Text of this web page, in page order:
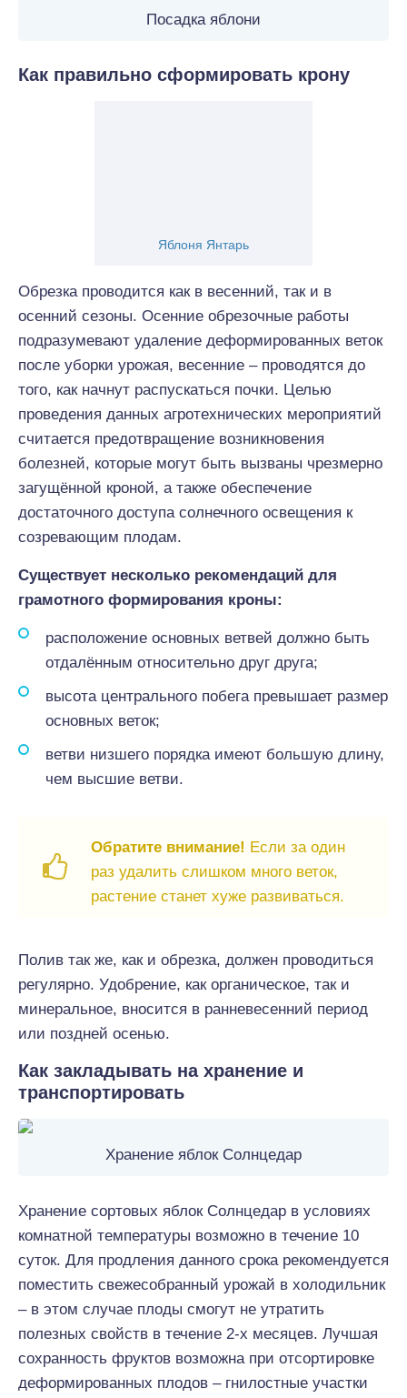
Посадка яблони
Как правильно сформировать крону
Яблоня Янтарь
Обрезка проводится как в весенний, так и в
осенний сезоны. Осенние обрезочные работы
подразумевают удаление деформированных веток
после уборки урожая, весенние – проводятся до
того, как начнут распускаться почки. Целью
проведения данных агротехнических мероприятий
считается предотвращение возникновения
болезней, которые могут быть вызваны чрезмерно
загущённой кроной, а также обеспечение
достаточного доступа солнечного освещения к
созревающим плодам.
Существует несколько рекомендаций для
грамотного формирования кроны:
расположение основных ветвей должно быть
отдалённым относительно друг друга;
высота центрального побега превышает размер
основных веток;
ветви низшего порядка имеют большую длину,
чем высшие ветви.
Обратите внимание! Если за один
раз удалить слишком много веток,
растение станет хуже развиваться.
Полив так же, как и обрезка, должен проводиться
регулярно. Удобрение, как органическое, так и
минеральное, вносится в ранневесенний период
или поздней осенью.
Как закладывать на хранение и
транспортировать
Хранение яблок Солнцедар
Хранение сортовых яблок Солнцедар в условиях
комнатной температуры возможно в течение 10
суток. Для продления данного срока рекомендуется
поместить свежесобранный урожай в холодильник
– в этом случае плоды смогут не утратить
полезных свойств в течение 2-х месяцев. Лучшая
сохранность фруктов возможна при отсортировке
деформированных плодов – гнилостные участки